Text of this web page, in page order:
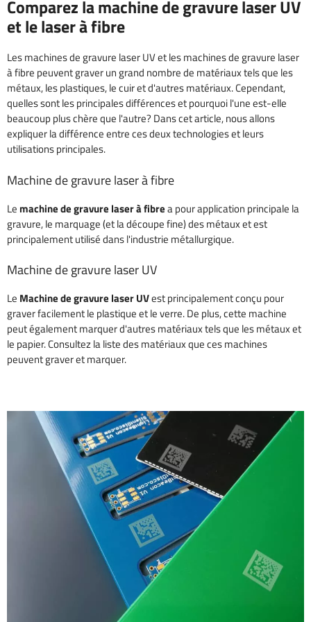
Comparez la machine de gravure laser UV
et le laser à fibre
Les machines de gravure laser UV et les machines de gravure laser
à fibre peuvent graver un grand nombre de matériaux tels que les
métaux, les plastiques, le cuir et d'autres matériaux. Cependant,
quelles sont les principales différences et pourquoi l'une est-elle
beaucoup plus chère que l'autre? Dans cet article, nous allons
expliquer la différence entre ces deux technologies et leurs
utilisations principales.
Machine de gravure laser à fibre
Le machine de gravure laser à fibrea pour application principale la
gravure, le marquage (et la découpe fine) des métaux et est
principalement utilisé dans l'industrie métallurgique.
Machine de gravure laser UV
Le Machine de gravure laser UVest principalement conçu pour
graver facilement le plastique et le verre. De plus, cette machine
peut également marquer d'autres matériaux tels que les métaux et
le papier. Consultez la liste des matériaux que ces machines
peuvent graver et marquer.